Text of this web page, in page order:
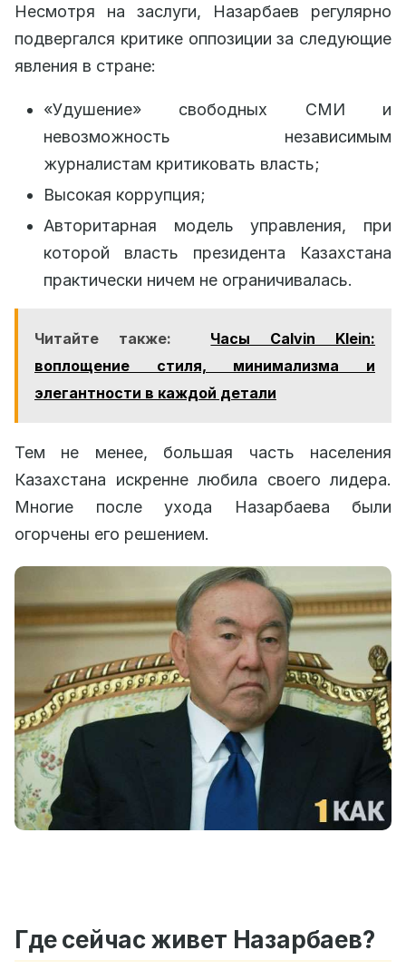
Несмотря на заслуги, Назарбаев регулярно
подвергался критике оппозиции за следующие
явления в стране:
«Удушение» свободных СМИ и
невозможность независимым
журналистам критиковать власть;
Высокая коррупция;
Авторитарная модель управления, при
которой власть президента Казахстана
практически ничем не ограничивалась.
Читайте также:
Часы Calvin Klein:
воплощение стиля, минимализма и
элегантности в каждой детали
Тем не менее, большая часть населения
Казахстана искренне любила своего лидера.
Многие после ухода Назарбаева были
огорчены его решением.
Где сейчас живет Назарбаев?